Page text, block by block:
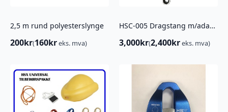
2,5 m rund polyesterslynge
200kr(160kreks. mva)
HSC-005 Dragstang m/adapter kompl for ATV
3,000kr(2,400kreks. mva)